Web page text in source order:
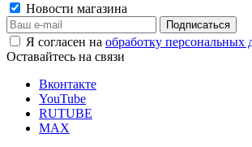
Новости магазина
Я согласен на обработку персональных
Оставайтесь на связи
Вконтакте
YouTube
RUTUBE
MAX